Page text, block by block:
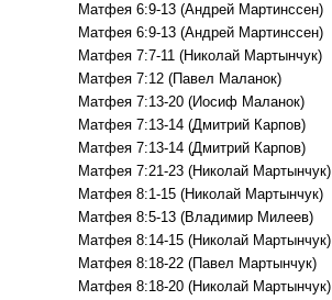
Матфея 6:9-13 (Андрей Мартинссен)
Матфея 6:9-13 (Андрей Мартинссен)
Матфея 7:7-11 (Николай Мартынчук)
Матфея 7:12 (Павел Маланок)
Матфея 7:13-20 (Иосиф Маланок)
Матфея 7:13-14 (Дмитрий Карпов)
Матфея 7:13-14 (Дмитрий Карпов)
Матфея 7:21-23 (Николай Мартынчук)
Матфея 8:1-15 (Николай Мартынчук)
Матфея 8:5-13 (Владимир Милеев)
Матфея 8:14-15 (Николай Мартынчук)
Матфея 8:18-22 (Павел Мартынчук)
Матфея 8:18-20 (Николай Мартынчук)